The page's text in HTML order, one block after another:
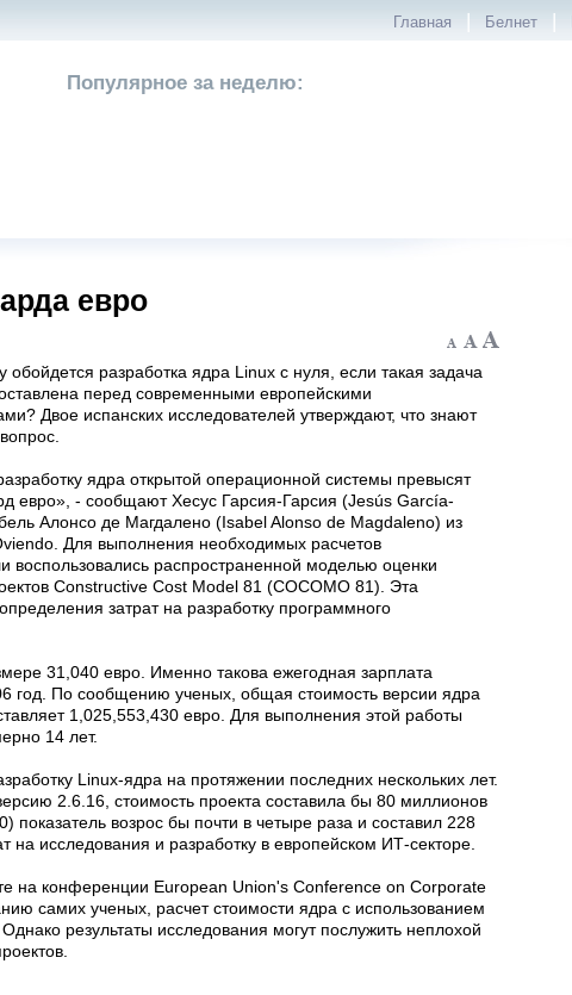
Главная | Белнет |
Популярное за неделю:
евро
обойдется разработка ядра Linux с нуля, если такая задача
перед современными европейскими
Двое испанских исследователей утверждают, что знают
ядра открытой операционной системы превысят
евро», - сообщают Хесус Гарсия-Гарсия (Jesús García-
Алонсо де Магдалено (Isabel Alonso de Magdaleno) из
Для выполнения необходимых расчетов
воспользовались распространенной моделью оценки
Constructive Cost Model 81 (COCOMO 81). Эта
затрат на разработку программного
31,040 евро. Именно такова ежегодная зарплата
год. По сообщению ученых, общая стоимость версии ядра
1,025,553,430 евро. Для выполнения этой работы
14 лет.
Linux-ядра на протяжении последних нескольких лет.
2.6.16, стоимость проекта составила бы 80 миллионов
возрос бы почти в четыре раза и составил 228
исследования и разработку в европейском ИТ-секторе.
на конференции European Union's Conference on Corporate
самих ученых, расчет стоимости ядра с использованием
результаты исследования могут послужить неплохой